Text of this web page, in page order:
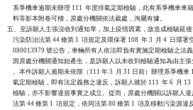
系爭機車逾期未辦理 111  年度排氣定期檢驗，此有系爭機車車
    料等影本附卷可稽，原處分機關依法裁處，洵屬有據。
五、至訴願人主張沒收到通知單，加上疫情因素，故造成檢驗延
污染防治法第 44 條第 1  項規定及環保署 108  年 3  月 4  日環署
080013979 號公告，車輛所有人依法即負有實施定期檢驗之法
因原處分機關通知始產生，是訴願人以未收到檢驗通知為由主
。本件訴願人逾期未依限（111 年 3  月 31 日前）辦理系爭機車
氣定期檢驗，即有法定義務之違反，訴願人雖於 111  年 6  月 13
檢驗，亦不影響違規事實之成立。從而，原處分機關以訴願人
法第 44 條第 1  項規定，依同法第 80 條第 1  項及移動污染源